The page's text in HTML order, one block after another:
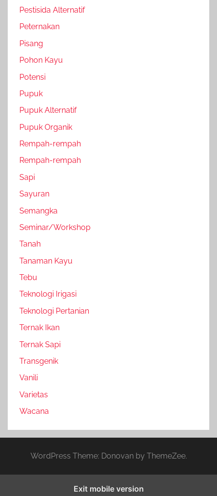
Pestisida Alternatif
Peternakan
Pisang
Pohon Kayu
Potensi
Pupuk
Pupuk Alternatif
Pupuk Organik
Rempah-rempah
Rempah-rempah
Sapi
Sayuran
Semangka
Seminar/Workshop
Tanah
Tanaman Kayu
Tebu
Teknologi Irigasi
Teknologi Pertanian
Ternak Ikan
Ternak Sapi
Transgenik
Vanili
Varietas
Wacana
WordPress Theme: Donovan by ThemeZee.
Exit mobile version